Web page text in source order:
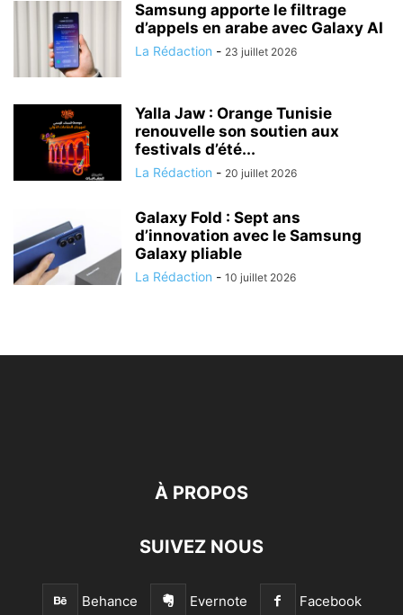
Samsung apporte le filtrage
d’appels en arabe avec Galaxy AI
La Rédaction - 23 juillet 2026
Yalla Jaw : Orange Tunisie
renouvelle son soutien aux
festivals d’été...
La Rédaction - 20 juillet 2026
Galaxy Fold : Sept ans
d’innovation avec le Samsung
Galaxy pliable
La Rédaction - 10 juillet 2026
À PROPOS
SUIVEZ NOUS
Behance Evernote Facebook